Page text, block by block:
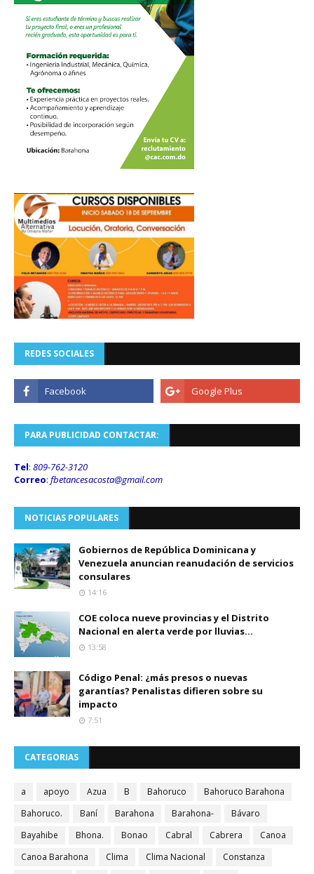
REDES SOCIALES
PARA PUBLICIDAD CONTACTAR:
Tel: 809-762-3120
Correo: fbetancesacosta@gmail.com
NOTICIAS POPULARES
Gobiernos de República Dominicana y
Venezuela anuncian reanudación de servicios
consulares
14:16
COE coloca nueve provincias y el Distrito
Nacional en alerta verde por lluvias...
13:58
Código Penal: ¿más presos o nuevas
garantías? Penalistas difieren sobre su
impacto
7:51
CATEGORIAS
a apoyo Azua B Bahoruco
Bahoruco Barahona
Bahoruco.
Baní Barahona Barahona-
Bávaro
Bayahibe
Bhona. Bonao Cabral Cabrera
Canoa
Canoa Barahona
Clima Clima Nacional
Constanza